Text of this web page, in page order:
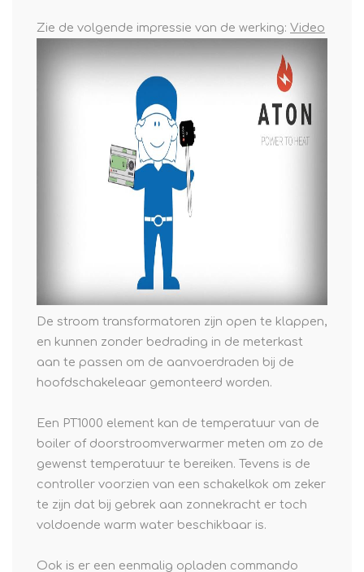
Zie de volgende impressie van de werking: Video
De stroom transformatoren zijn open te klappen,
en kunnen zonder bedrading in de meterkast
aan te passen om de aanvoerdraden bij de
hoofdschakeleaar gemonteerd worden.
Een PT1000 element kan de temperatuur van de
boiler of doorstroomverwarmer meten om zo de
gewenst temperatuur te bereiken. Tevens is de
controller voorzien van een schakelkok om zeker
te zijn dat bij gebrek aan zonnekracht er toch
voldoende warm water beschikbaar is.
Ook is er een eenmalig opladen commando